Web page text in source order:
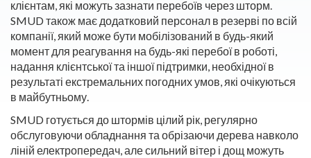
клієнтам, які можуть зазнати перебоїв через шторм.
SMUD також має додатковий персонал в резерві по всій
компанії, який може бути мобілізований в будь-який
момент для реагування на будь-які перебої в роботі,
надання клієнтської та іншої підтримки, необхідної в
результаті екстремальних погодних умов, які очікуються
в майбутньому.
SMUD готується до штормів цілий рік, регулярно
обслуговуючи обладнання та обрізаючи дерева навколо
ліній електропередач, але сильний вітер і дощ можуть